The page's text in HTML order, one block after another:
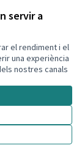
servir a
el rendiment i el
una experiència
nostres canals